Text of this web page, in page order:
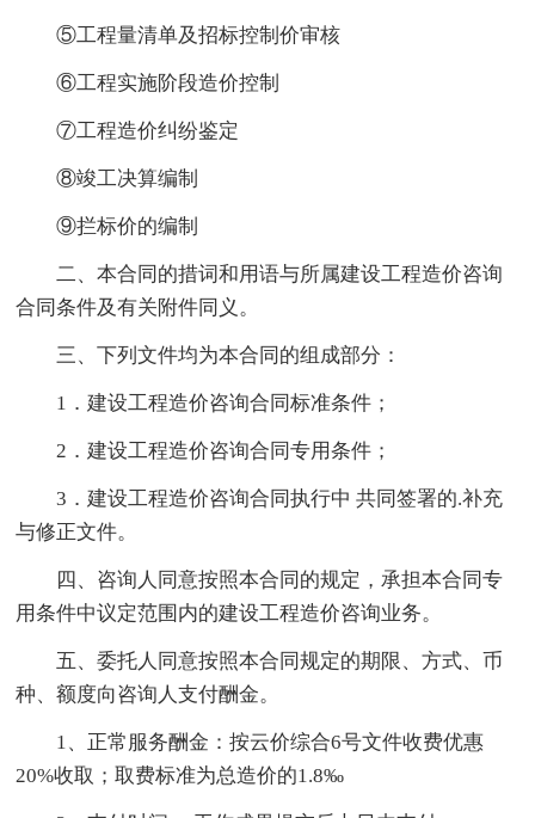
⑤工程量清单及招标控制价审核
⑥工程实施阶段造价控制
⑦工程造价纠纷鉴定
⑧竣工决算编制
⑨拦标价的编制
二、本合同的措词和用语与所属建设工程造价咨询
合同条件及有关附件同义。
三、下列文件均为本合同的组成部分：
1．建设工程造价咨询合同标准条件；
2．建设工程造价咨询合同专用条件；
3．建设工程造价咨询合同执行中 共同签署的.补充
与修正文件。
四、咨询人同意按照本合同的规定，承担本合同专
用条件中议定范围内的建设工程造价咨询业务。
五、委托人同意按照本合同规定的期限、方式、币
种、额度向咨询人支付酬金。
1、正常服务酬金：按云价综合6号文件收费优惠
20%收取；取费标准为总造价的1.8‰